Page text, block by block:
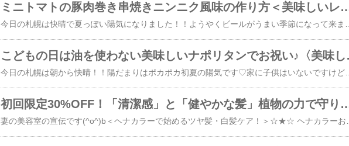
ミニトマトの豚肉巻き串焼きニンニク風味の作
こどもの日
今日の札幌は朝から快晴！！陽だまりはポカポカ初夏の陽気です♡家に子供はいないですけどこどもの日はなんとなくウキウキします(笑)今日は私の大好きなナポリタンを作ってお祝いします♪美味しいので是非作ってみてくださいね(^o^)b＜本日のおすすめレシピ＞〜 簡単！油を使わない美味しいナポリタン 〜サラダ油やオリーブオイルを使わないスパゲティー。ナポリタンは日本人のソウルフードですよね。簡単で美味しいですよ♪＜コツ・ポイント＞ケチャップはいつも使ってるもので構いません。今回は、たまたま残っていたスパムを使いましたが、普通のソーセージで構いません。炒める代わりに茹でるだけなので簡単です。私はケチャップ大好きなので多めに入れますがお好みで加減してくださいね♪＜このレシピの生い立ち＞油を使わないで作ってみたらどうかなと思いました。無添加のケチャップなど材料にこだわれば幼児や高齢者に優しい一品になりますね(^^)＜レシピ作者＞札幌在住の松島タツオ @cook_40055718https://cookpad.com/jp/users/40055718【PR】＜女子力をアップするキレイ情報 美容室編＞ヘナカラー推奨サロン｜美容室 クリエイティブ アスティア☆オーガニックヘアカラー・ヘナお試し30%OFFキャンペーン！ヘナカラー・お試しプラン￥10,500→￥7,500（税込料金 ヘナカラー・カット・シャンプー・ブロー込み）
初回限定30%OFF！「清潔感」と「健やかな髪」植物の力で守